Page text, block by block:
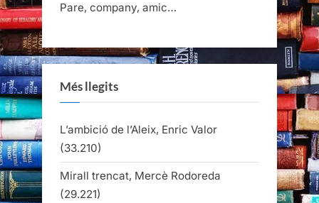
Pare, company, amic…
Més llegits
L’ambició de l’Aleix, Enric Valor
(33.210)
Mirall trencat, Mercè Rodoreda
(29.221)